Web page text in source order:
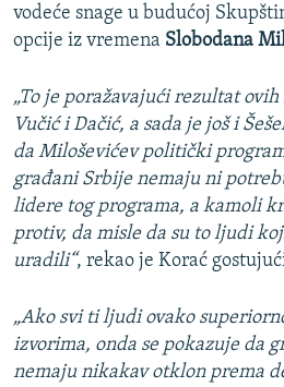
vodeće snage u budućoj
opcije iz vremena Slobodana
„To je poražavajući rezultat
Vučić i Dačić, a sada je još i
da Miloševićev politički
građani Srbije nemaju ni
lidere tog programa, a kamoli
protiv, da misle da su to ljudi
uradili“, rekao je Korać
„Ako svi ti ljudi ovako
izvorima, onda se pokazuje da
nemaju nikakav otklon prema